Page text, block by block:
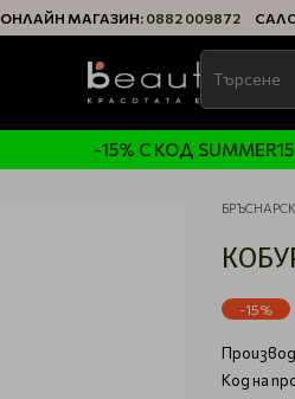
ОНЛАЙН МАГАЗИН: 0882 009872
-15% С КОД
-15%
Код на